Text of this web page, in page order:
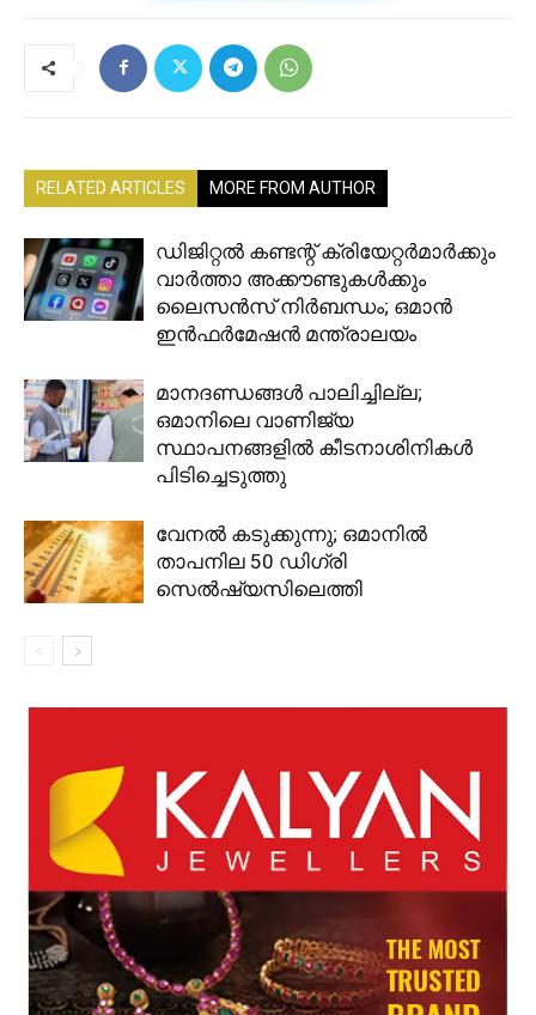
RELATED ARTICLES MORE FROM AUTHOR
ഡിജിറ്റൽ കണ്ടന്റ് ക്രിയേറ്റർമാർക്കും
വാർത്താ അക്കൗണ്ടുകൾക്കും
ലൈസൻസ് നിർബന്ധം; ഒമാൻ
ഇൻഫർമേഷൻ മന്ത്രാലയം
മാനദണ്ഡങ്ങൾ പാലിച്ചില്ല;
ഒമാനിലെ വാണിജ്യ
സ്ഥാപനങ്ങളിൽ കീടനാശിനികൾ
പിടിച്ചെടുത്തു
വേനൽ കടുക്കുന്നു; ഒമാനിൽ
താപനില 50 ഡിഗ്രി
സെൽഷ്യസിലെത്തി